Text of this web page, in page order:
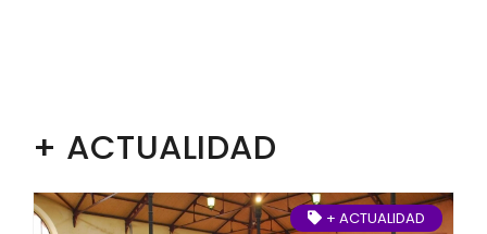
+ ACTUALIDAD
+ ACTUALIDAD